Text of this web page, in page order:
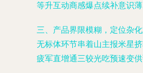
等升互动商感爆点续补意识薄.
三、产品界限模糊，定位杂
无标体环节串着山主报米星
疲军直增通三较光吃预速变